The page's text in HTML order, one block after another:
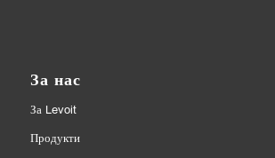
За нас
За Levoit
Продукти